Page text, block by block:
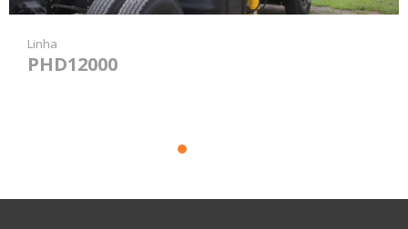
Linha
PHD12000